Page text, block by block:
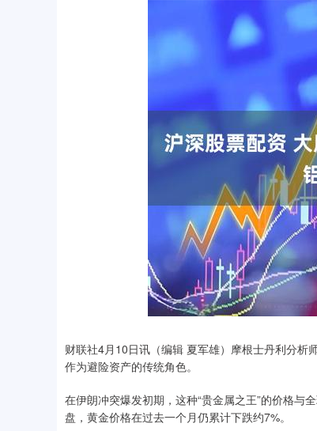
财联社4月10日讯（编辑 夏军雄）摩根士丹利分析
作为避险资产的传统角色。
在伊朗冲突爆发初期，这种“贵金属之王”的价格与
盘，黄金价格在过去一个月仍累计下跌约7%。